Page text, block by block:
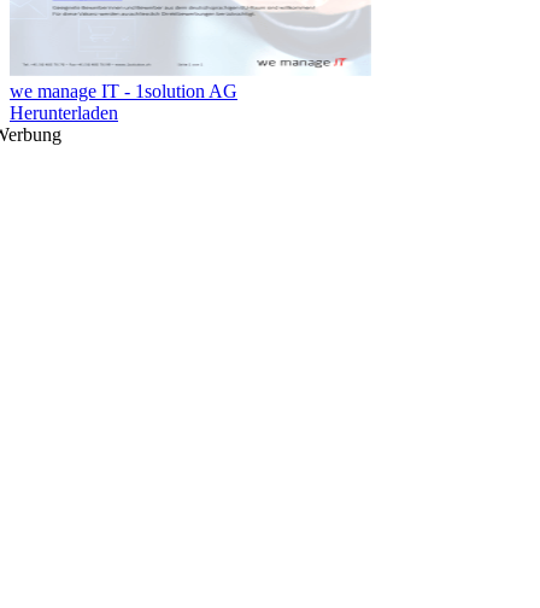
we manage IT - 1solution AG
Herunterladen